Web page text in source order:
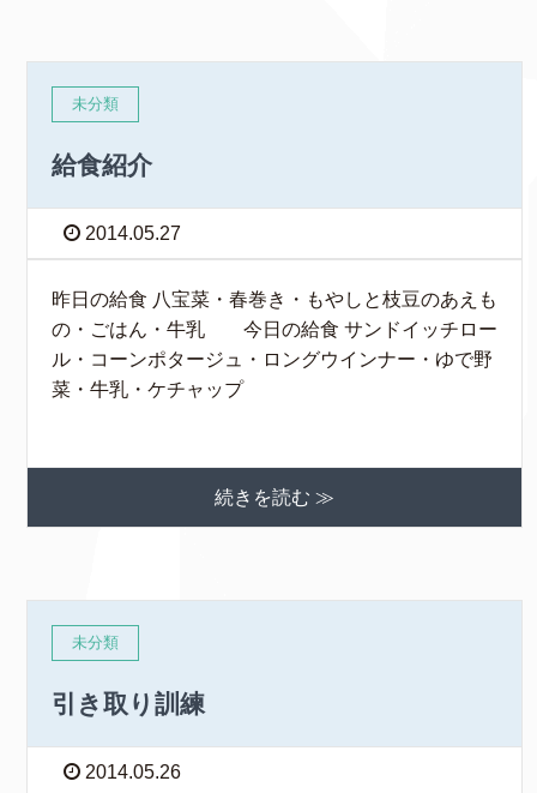
未分類
給食紹介
2014.05.27
昨日の給食 八宝菜・春巻き・もやしと枝豆のあえも
の・ごはん・牛乳 今日の給食 サンドイッチロー
ル・コーンポタージュ・ロングウインナー・ゆで野
菜・牛乳・ケチャップ
続きを読む ≫
未分類
引き取り訓練
2014.05.26